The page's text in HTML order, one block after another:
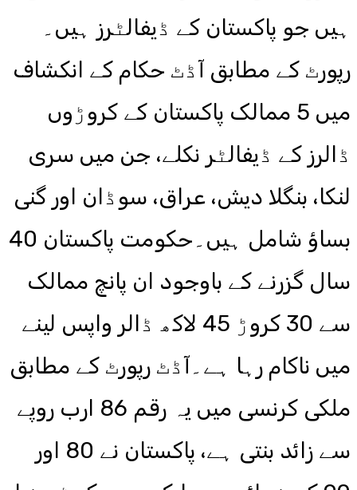
ہیں جو پاکستان کے ڈیفالٹرز ہیں۔
رپورٹ کے مطابق آڈٹ حکام کے انکشاف
میں 5 ممالک پاکستان کے کروڑوں
ڈالرز کے ڈیفالٹر نکلے، جن میں سری
لنکا، بنگلا دیش، عراق، سوڈان اور گنی
بساؤ شامل ہیں۔حکومت پاکستان 40
سال گزرنے کے باوجود ان پانچ ممالک
سے 30 کروڑ 45 لاکھ ڈالر واپس لینے
میں ناکام رہا ہے۔آڈٹ رپورٹ کے مطابق
ملکی کرنسی میں یہ رقم 86 ارب روپے
سے زائد بنتی ہے، پاکستان نے 80 اور